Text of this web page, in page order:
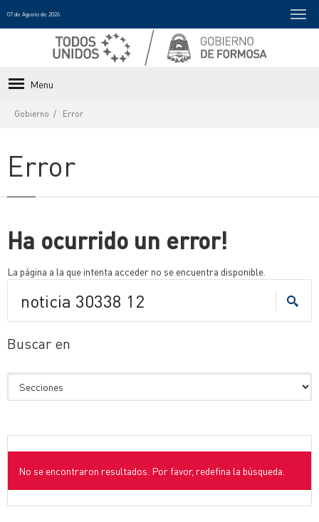
07 de Agosto de 2026
Menu
Gobierno Error
Error
Ha ocurrido un error!
La página a la que intenta acceder no se encuentra disponible.
Buscar en
No se encontraron resultados. Por favor, redefina la búsqueda.